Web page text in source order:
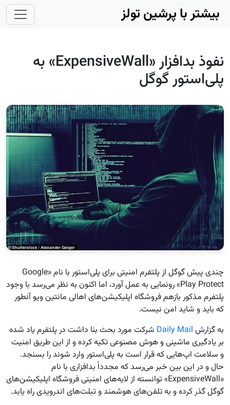
Skip to main content
بیشتر با پرشین تولز
نفوذ بدافزار «ExpensiveWall» به
پلی‌استور گوگل
چندی پیش گوگل از پلتفرم امنیتی برای پلی‌استور با نام «Google
Play Protect» رونمایی به عمل آورد، اما اکنون به نظر می‌رسد با وجود
پلتفرم مذکور بازهم فروشگاه اپلیکیشن‌های اهالی مانتین ویو آنطور
که باید و شاید امن نیست.
به گزارش Daily Mail شرکت مورد بحث بنا داشت در پلتفرم یاد شده
بر یادگیری ماشینی و هوش مصنوعی تکیه کرده و از این طریق امنیت
و سلامت اپ‌هایی که قرار است به پلی‌استور وارد شوند را بسنجد.
حال و در این بین خبر می‌رسد که مجدداً بدافزاری با نام
«ExpensiveWall» توانسته از لایه‌های امنیتی فروشگاه‌ اپلیکیشن‌های
گوگل گذر کرده و به تلفن‌های هوشمند و تبلت‌های اندرویدی راه یابد.